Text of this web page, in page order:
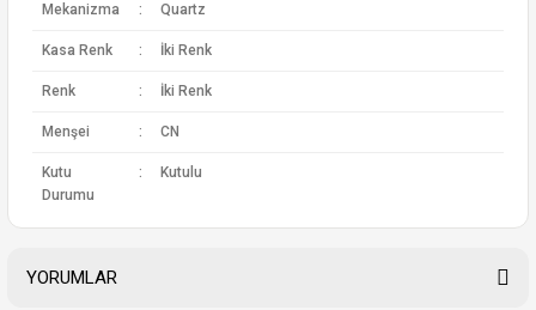
Mekanizma : Quartz
Kasa Renk : İki Renk
Renk : İki Renk
Menşei : CN
Kutu
Durumu
: Kutulu
YORUMLAR